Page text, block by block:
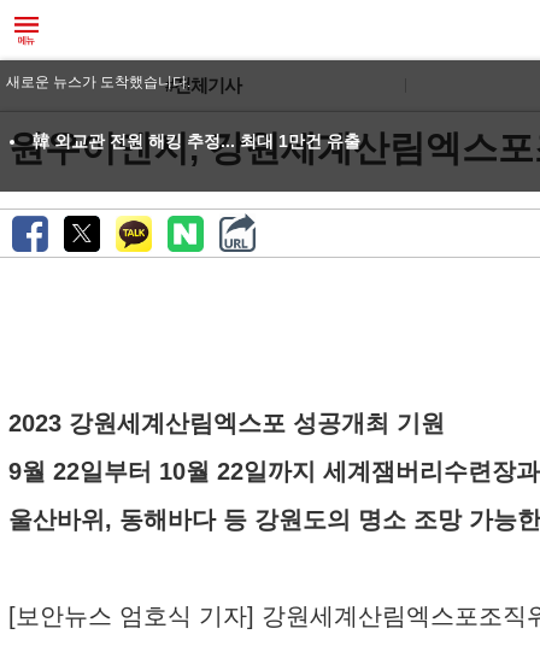
#전체기사
원우이엔지, 강원세계산림엑스
2023 강원세계산림엑스포 성공개최 기원
9월 22일부터 10월 22일까지 세계잼버리수련장
울산바위, 동해바다 등 강원도의 명소 조망 가능
[보안뉴스 엄호식 기자] 강원세계산림엑스포조
새로운 뉴스가 도착했습니다.
韓 외교관 전원 해킹 추정... 최대 1만건 유출